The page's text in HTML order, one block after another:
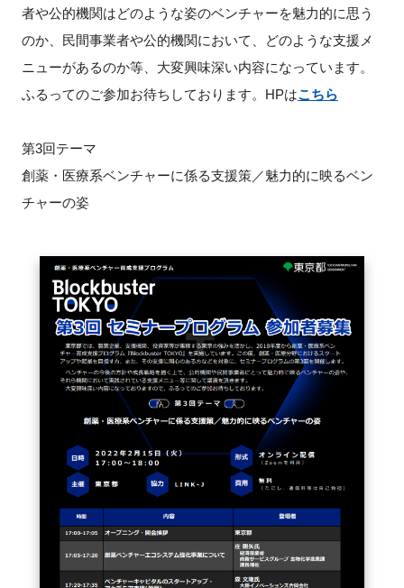
ニュース・掲示板
特別会員
イベントお知らせメール登録
者や公的機関はどのような姿のベンチャーを魅⼒的に思う
のか、⺠間事業者や公的機関において、どのような支援メ
ニューがあるのか等、大変興味深い内容になっています。
ふるってのご参加お待ちしております。HPはこちら
第3回テーマ
創薬・医療系ベンチャーに係る支援策／魅力的に映るベン
チャーの姿